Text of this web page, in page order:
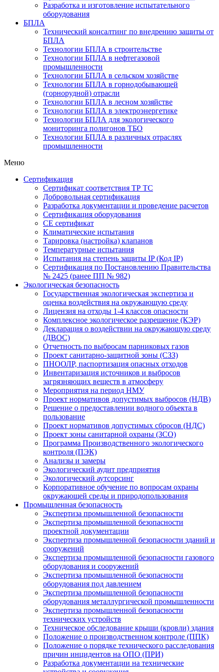
Разработка и изготовление испытательного
оборудования
БПЛА
Технический консалтинг по внедрению защиты от
БПЛА
Технологии БПЛА в строительстве
Технологии БПЛА в нефтегазовой
промышленности
Технологии БПЛА в сельском хозяйстве
Технологии БПЛА в горнодобывающей
(горнорудной) отрасли
Технологии БПЛА в лесном хозяйстве
Технологии БПЛА в электроэнергетике
Технологии БПЛА для экологического
мониторинга полигонов ТБО
Технологии БПЛА в различных отраслях
промышленности
Меню
Сертификация
Cертификат соответствия ТР ТС
Добровольная сертификация
Разработка документации и проведение расчетов
Сертификация оборудования
CE cертификат
Климатические испытания
Тарировка (настройка) клапанов
Температурные испытания
Испытания на степень защиты IP (Код IP)
Сертификация по Постановлению Правительства
№ 2425 (ранее ПП № 982)
Экологическая безопасность
Государственная экологическая экспертиза и
оценка воздействия на окружающую среду
Лицензия на отходы 1-4 классов опасности
Комплексное экологическое разрешение (КЭР)
Декларация о воздействии на окружающую среду
(ДВОС)
Отчетность по выбросам парниковых газов
Проект санитарно-защитной зоны (СЗЗ)
ПНООЛР, паспортизация опасных отходов
Инвентаризация источников и выбросов
загрязняющих веществ в атмосферу
Мероприятия на период НМУ
Проект нормативов допустимых выбросов (НДВ)
Решение о предоставлении водного объекта в
пользование
Проект нормативов допустимых сбросов (НДС)
Проект зоны санитарной охраны (ЗСО)
Программа Производственного экологического
контроля (ПЭК)
Анализы и замеры
Экологический аудит предприятия
Экологический аутсорсинг
Корпоративное обучение по вопросам охраны
окружающей среды и природопользования
Промышленная безопасность
Экспертиза промышленной безопасности
Экспертиза промышленной безопасности
проектной документации
Экспертиза промышленной безопасности зданий и
сооружений
Экспертиза промышленной безопасности газового
оборудования и сооружений
Экспертиза промышленной безопасности
оборудования под давлением
Экспертиза промышленной безопасности
оборудования металлургической промышленности
Экспертиза промышленной безопасности
технических устройств
Техническое обследование крыши (кровли) здания
Положение о производственном контроле (ППК)
Положение о порядке технического расследования
причин инцидентов на ОПО (ПРИ)
Разработка документации на технические